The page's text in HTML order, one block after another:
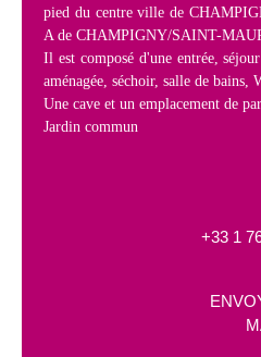
pied du centre ville de
A de CHAMPIGNY/SAINT-
Il est composé d'une entrée,
aménagée, séchoir, salle de bains,
Une cave et un emplacement de
Jardin commun
+33 1